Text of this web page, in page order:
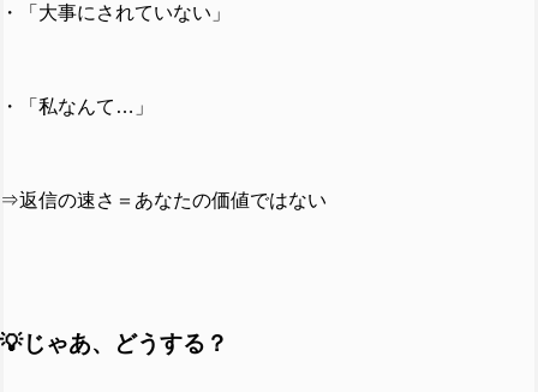
・「大事にされていない」
・「私なんて…」
⇒返信の速さ＝あなたの価値ではない
💡じゃあ、どうする？